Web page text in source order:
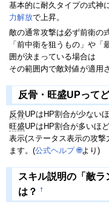
基本的に耐久タイプの式神
力解放で上昇。
敵の通常攻撃は必ず前衛の
「前中衛を狙うもの」や
囲が決まっている場合は
その範囲内で敵対値が適用
反骨・旺盛UPって
反骨UPはHP割合が少ない
旺盛UPはHP割合が多いほ
表示(ステータス表示の攻
ます。(公式ヘルプ🌐より)
スキル説明の「敵
は？
†